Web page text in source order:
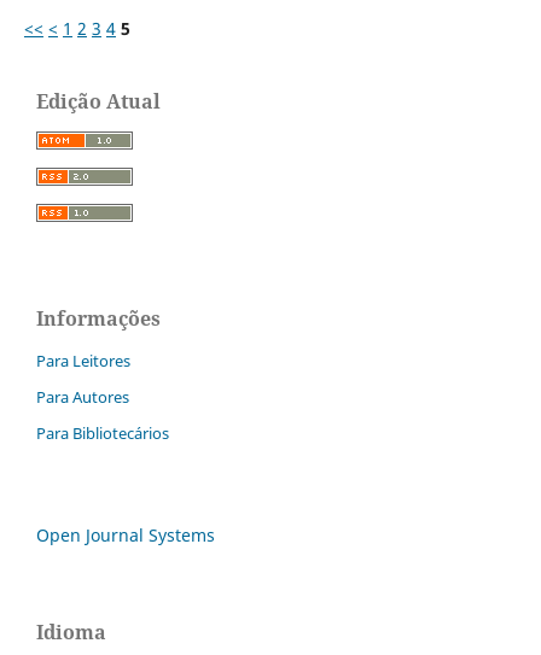
<< < 1 2 3 4 5
Edição Atual
Informações
Para Leitores
Para Autores
Para Bibliotecários
Open Journal Systems
Idioma